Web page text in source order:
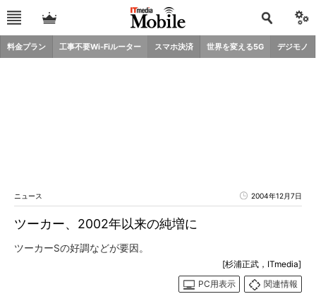
料金プラン 工事不要Wi-Fiルーター スマホ決済 世界を変える5G デジモノ
ニュース 2004年12月7日
ツーカー、2002年以来の純増に
ツーカーSの好調などが要因。
[杉浦正武，ITmedia]
PC用表示
関連情報